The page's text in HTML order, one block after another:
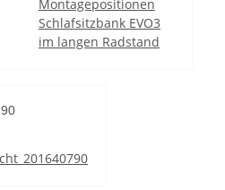
Montagepositionen
Schlafsitzbank EVO3
im langen Radstand